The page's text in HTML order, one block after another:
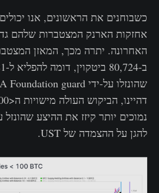
כשבוחנים את הראשונים, אנו
אחזקות הארנק המצטברות שלהם
האחרונה. יתרה מכך, המאזן
להגן על ההצמדה של UST.